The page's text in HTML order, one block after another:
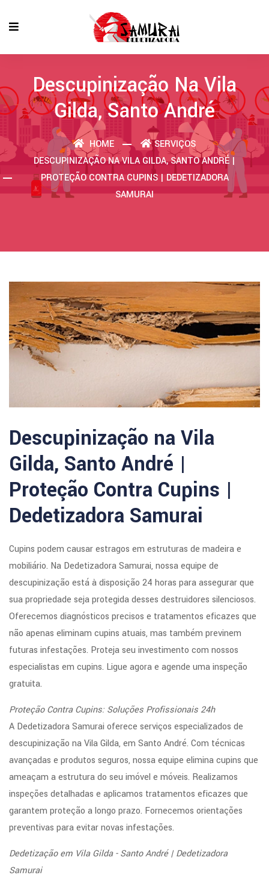
Descupinização Na Vila
Gilda, Santo André
HOME
SERVIÇOS
DESCUPINIZAÇÃO NA VILA GILDA, SANTO ANDRÉ |
PROTEÇÃO CONTRA CUPINS | DEDETIZADORA
SAMURAI
Descupinização na Vila
Gilda, Santo André |
Proteção Contra Cupins |
Dedetizadora Samurai
Cupins podem causar estragos em estruturas de madeira e
mobiliário. Na Dedetizadora Samurai, nossa equipe de
descupinização está à disposição 24 horas para assegurar que
sua propriedade seja protegida desses destruidores silenciosos.
Oferecemos diagnósticos precisos e tratamentos eficazes que
não apenas eliminam cupins atuais, mas também previnem
futuras infestações. Proteja seu investimento com nossos
especialistas em cupins. Ligue agora e agende uma inspeção
gratuita.
Proteção Contra Cupins: Soluções Profissionais 24h
A Dedetizadora Samurai oferece serviços especializados de
descupinização na Vila Gilda, em Santo André. Com técnicas
avançadas e produtos seguros, nossa equipe elimina cupins que
ameaçam a estrutura do seu imóvel e móveis. Realizamos
inspeções detalhadas e aplicamos tratamentos eficazes que
garantem proteção a longo prazo. Fornecemos orientações
preventivas para evitar novas infestações.
Dedetização em Vila Gilda - Santo André | Dedetizadora
Samurai